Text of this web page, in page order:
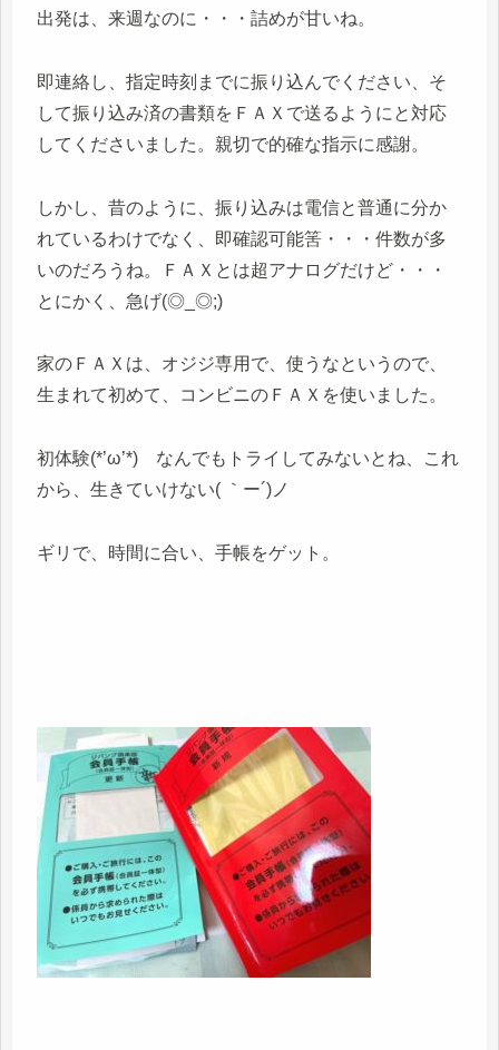
出発は、来週なのに・・・詰めが甘いね。
即連絡し、指定時刻までに振り込んでください、そ
して振り込み済の書類をＦＡＸで送るようにと対応
してくださいました。親切で的確な指示に感謝。
しかし、昔のように、振り込みは電信と普通に分か
れているわけでなく、即確認可能筈・・・件数が多
いのだろうね。ＦＡＸとは超アナログだけど・・・
とにかく、急げ(◎_◎;)
家のＦＡＸは、オジジ専用で、使うなというので、
生まれて初めて、コンビニのＦＡＸを使いました。
初体験(*’ω’*) なんでもトライしてみないとね、これ
から、生きていけない( ｀ー´)ノ
ギリで、時間に合い、手帳をゲット。